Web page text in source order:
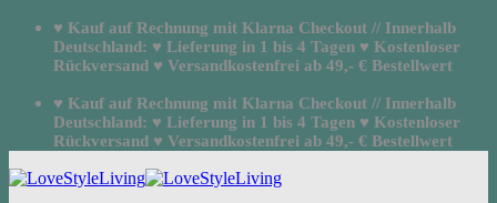
Zum
springen
♥ Kauf auf Rechnung mit Klarna Checkout // Innerhalb
Deutschland: ♥ Lieferung in 1 bis 4 Tagen ♥ Kostenloser
Rückversand ♥ Versandkostenfrei ab 49,- € Bestellwert
♥ Kauf auf Rechnung mit Klarna Checkout // Innerhalb
Deutschland: ♥ Lieferung in 1 bis 4 Tagen ♥ Kostenloser
Rückversand ♥ Versandkostenfrei ab 49,- € Bestellwert